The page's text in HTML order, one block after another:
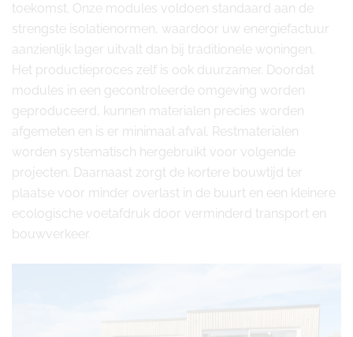
toekomst. Onze modules voldoen standaard aan de
strengste isolatienormen, waardoor uw energiefactuur
aanzienlijk lager uitvalt dan bij traditionele woningen.
Het productieproces zelf is ook duurzamer. Doordat
modules in een gecontroleerde omgeving worden
geproduceerd, kunnen materialen precies worden
afgemeten en is er minimaal afval. Restmaterialen
worden systematisch hergebruikt voor volgende
projecten. Daarnaast zorgt de kortere bouwtijd ter
plaatse voor minder overlast in de buurt en een kleinere
ecologische voetafdruk door verminderd transport en
bouwverkeer.